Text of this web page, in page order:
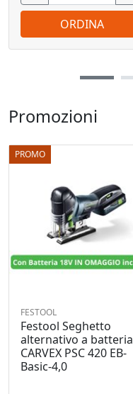
Promozioni
PROMO
FESTOOL
Festool Seghetto
alternativo a batteria
CARVEX PSC 420 EB-
Basic-4,0
ORDINA